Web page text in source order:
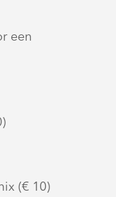
een
(€ 10)